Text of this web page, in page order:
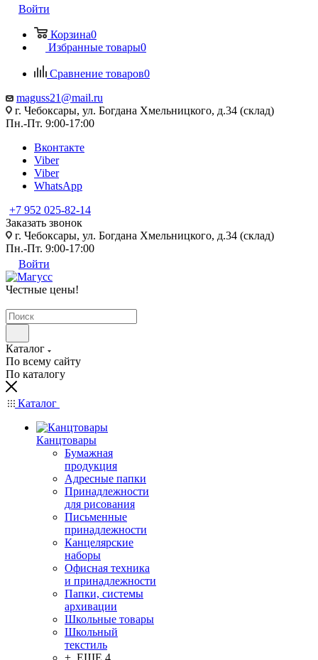
Войти
Корзина0
Избранные товары0
Сравнение товаров0
maguss21@mail.ru
г. Чебоксары, ул. Богдана Хмельницкого, д.34 (склад)
Пн.-Пт. 9:00-17:00
Вконтакте
Viber
Viber
WhatsApp
+7 952 025-82-14
Заказать звонок
г. Чебоксары, ул. Богдана Хмельницкого, д.34 (склад)
Пн.-Пт. 9:00-17:00
Войти
Честные цены!
Каталог
По всему сайту
По каталогу
Каталог
Канцтовары
Бумажная
продукция
Адресные папки
Принадлежности
для рисования
Письменные
принадлежности
Канцелярские
наборы
Офисная техника
и принадлежности
Папки, системы
архивации
Школьные товары
Школьный
текстиль
+ ЕЩЕ 4